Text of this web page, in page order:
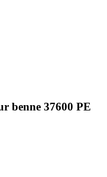
benne 37600 PE